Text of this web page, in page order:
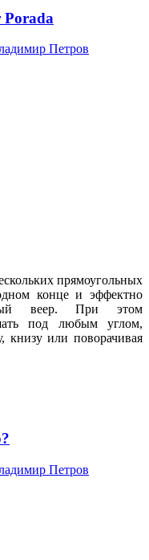
Porada
Петров
прямоугольных
конце и эффектно
веер. При этом
под любым углом,
книзу или поворачивая
Петров